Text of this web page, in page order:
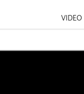
VIDEO